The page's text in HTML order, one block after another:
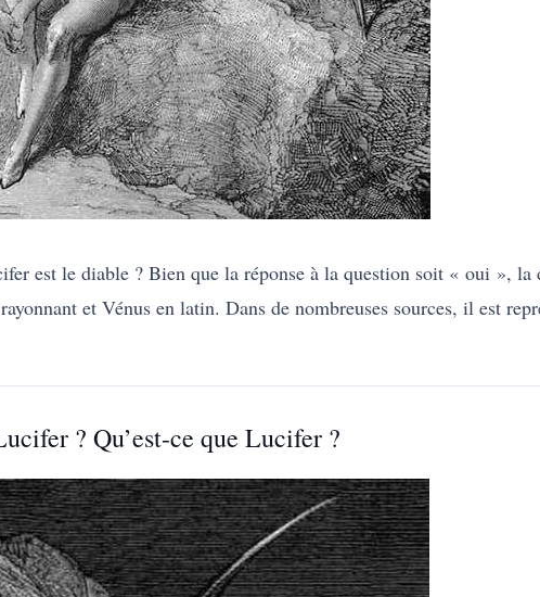
est le diable ? Bien que la réponse à la question soit « oui », la
et Vénus en latin. Dans de nombreuses sources, il est
? Qu’est-ce que Lucifer ?